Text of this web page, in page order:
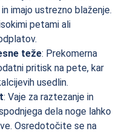
imajo ustrezno blaženje.
petami ali
teže: Prekomerna
pritisk na pete, kar
usedlin.
: Vaje za raztezanje in
dela noge lahko
Osredotočite se na